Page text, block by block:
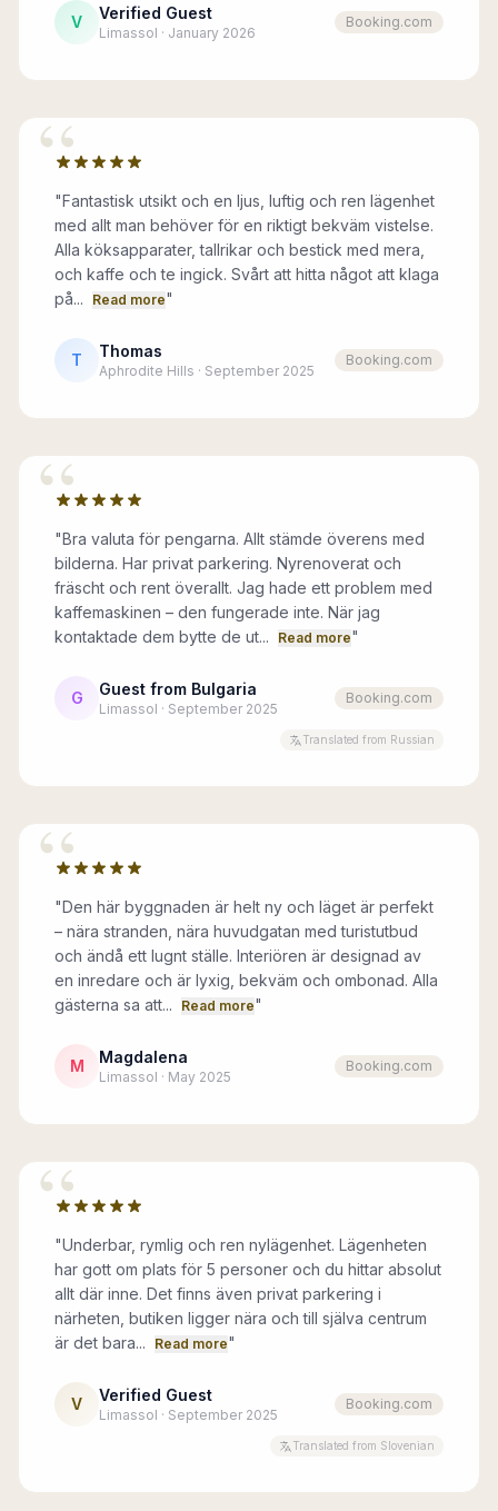
V Verified Guest
Limassol · January 2026
Booking.com
“
"Fantastisk utsikt och en ljus, luftig och ren lägenhet
med allt man behöver för en riktigt bekväm vistelse.
Alla köksapparater, tallrikar och bestick med mera,
och kaffe och te ingick. Svårt att hitta något att klaga
på...
Read more"
T Thomas
Aphrodite Hills · September 2025
Booking.com
“
"Bra valuta för pengarna. Allt stämde överens med
bilderna. Har privat parkering. Nyrenoverat och
fräscht och rent överallt. Jag hade ett problem med
kaffemaskinen – den fungerade inte. När jag
kontaktade dem bytte de ut...
Read more"
G Guest from Bulgaria
Limassol · September 2025
Booking.com
Translated from Russian
“
"Den här byggnaden är helt ny och läget är perfekt
– nära stranden, nära huvudgatan med turistutbud
och ändå ett lugnt ställe. Interiören är designad av
en inredare och är lyxig, bekväm och ombonad. Alla
gästerna sa att...
Read more"
M Magdalena
Limassol · May 2025
Booking.com
“
"Underbar, rymlig och ren nylägenhet. Lägenheten
har gott om plats för 5 personer och du hittar absolut
allt där inne. Det finns även privat parkering i
närheten, butiken ligger nära och till själva centrum
är det bara...
Read more"
V Verified Guest
Limassol · September 2025
Booking.com
Translated from Slovenian